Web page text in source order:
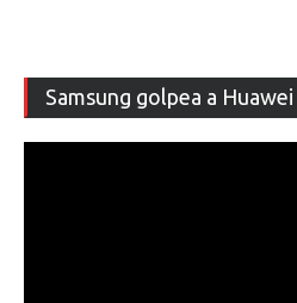
Samsung golpea a